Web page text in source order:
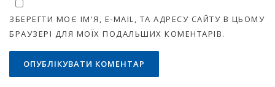
ЗБЕРЕГТИ МОЄ ІМ'Я, E-MAIL, ТА АДРЕСУ САЙТУ В ЦЬОМУ
БРАУЗЕРІ ДЛЯ МОЇХ ПОДАЛЬШИХ КОМЕНТАРІВ.